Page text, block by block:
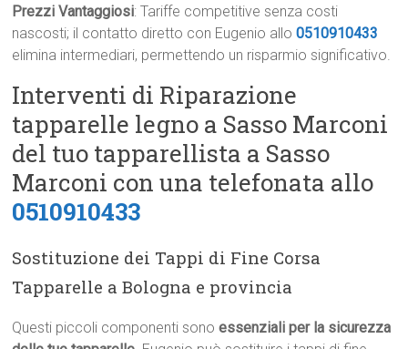
Prezzi Vantaggiosi: Tariffe competitive senza costi
nascosti; il contatto diretto con Eugenio allo0510910433
elimina intermediari, permettendo un risparmio significativo.
Interventi di Riparazione
tapparelle legno a Sasso Marconi
del tuo tapparellista a Sasso
Marconi con una telefonata allo
0510910433
Sostituzione dei Tappi di Fine Corsa
Tapparelle a Bologna e provincia
Questi piccoli componenti sonoessenziali per la sicurezza